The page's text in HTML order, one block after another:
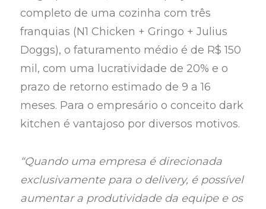
completo de uma cozinha com três
franquias (N1 Chicken + Gringo + Julius
Doggs), o faturamento médio é de R$ 150
mil, com uma lucratividade de 20% e o
prazo de retorno estimado de 9 a 16
meses. Para o empresário o conceito dark
kitchen é vantajoso por diversos motivos.
“Quando uma empresa é direcionada
exclusivamente para o delivery, é possível
aumentar a produtividade da equipe e os